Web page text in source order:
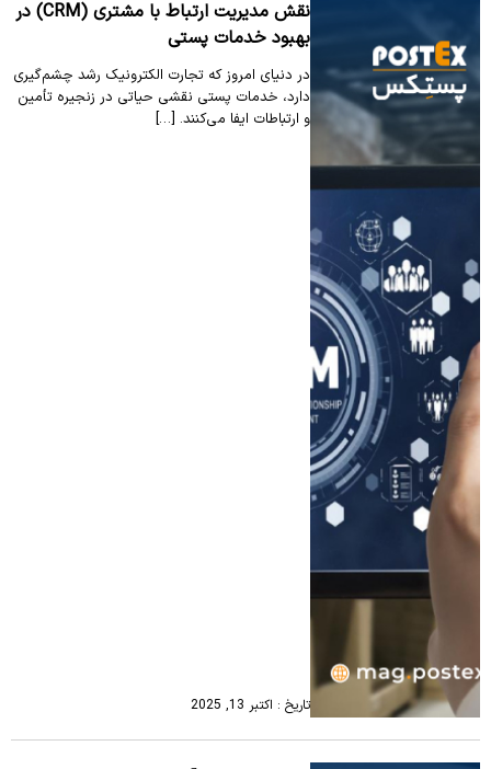
نقش مدیریت ارتباط با مشتری (CRM) در
بهبود خدمات پستی
در دنیای امروز که تجارت الکترونیک رشد چشم‌گیری
دارد، خدمات پستی نقشی حیاتی در زنجیره تأمین
و ارتباطات ایفا می‌کنند. […]
تاریخ : اکتبر 13, 2025